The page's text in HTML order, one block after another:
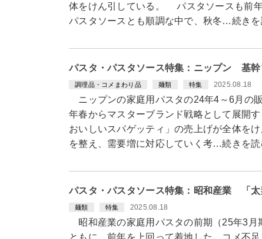
体をけん引している。 パスタソースも前年
パスタソースとも順調な中で、秋冬…続きを
パスタ・パスタソース特集：ニップン 基
調理品・コメまわり品 麺類 特集 2025.08.18
ニップンの家庭用パスタの24年4～6月の
年春からマスターブランド戦略として展開
おいしいスパゲッティ」の売上げが全体を
を整え、需要増に対応していく考…続きを読
パスタ・パスタソース特集：昭和産業 「太
麺類 特集 2025.08.18
昭和産業の家庭用パスタの前期（25年3月
ともに、前年を上回って着地した。コメ不